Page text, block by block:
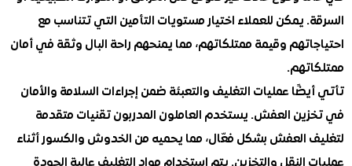
يمكن للعملاء اختيار مستويات التأمين التي تتناسب مع
وقيمة ممتلكاتهم، مما يمنحهم راحة البال وثقة في أمان
عمليات التغليف والتعبئة ضمن إجراءات السلامة والأمان
العفش. يستخدم العاملون المدربون تقنيات متقدمة
العفش بشكل فعّال، مما يحميه من الخدوش والكسور أثناء
النقل والتخزين. يتم استخدام مواد التغليف عالية الجودة